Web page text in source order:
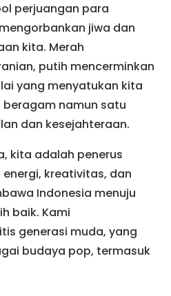
perjuangan para
jiwa dan
kita. Merah
putih mencerminkan
yang menyatukan kita
namun satu
dan kesejahteraan.
kita adalah penerus
kreativitas, dan
Indonesia menuju
baik. Kami
generasi muda, yang
budaya pop, termasuk